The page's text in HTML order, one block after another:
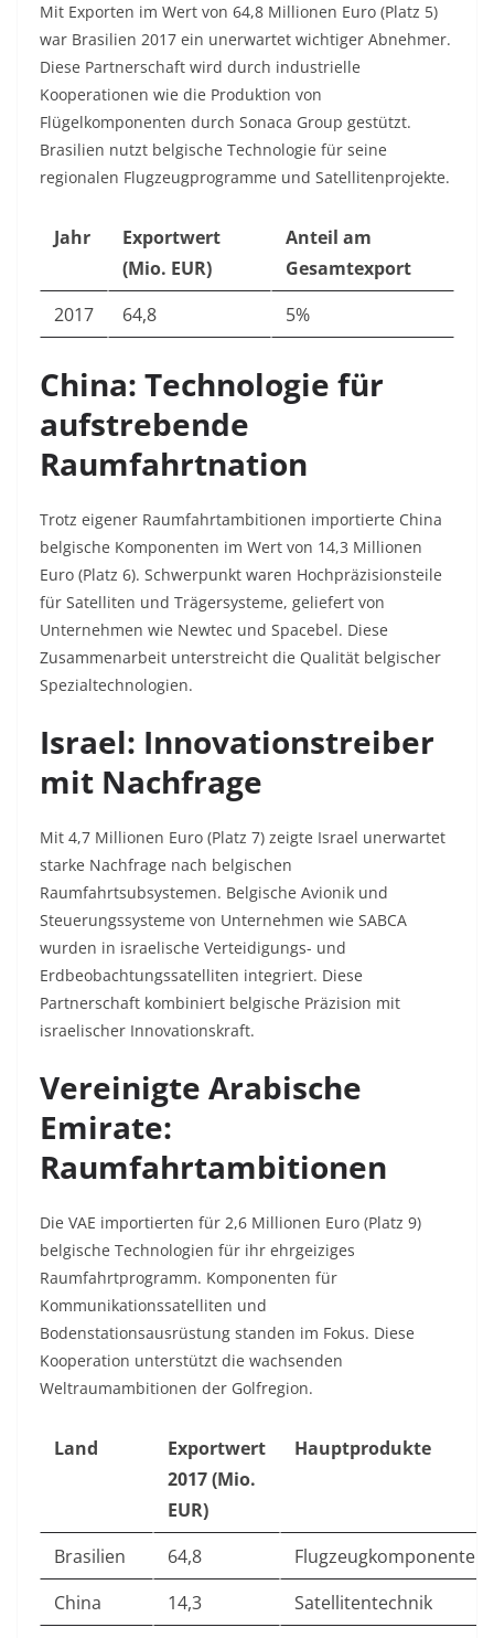
Mit Exporten im Wert von 64,8 Millionen Euro (Platz 5)
war Brasilien 2017 ein unerwartet wichtiger Abnehmer.
Diese Partnerschaft wird durch industrielle
Kooperationen wie die Produktion von
Flügelkomponenten durch Sonaca Group gestützt.
Brasilien nutzt belgische Technologie für seine
regionalen Flugzeugprogramme und Satellitenprojekte.
Jahr
Exportwert
(Mio. EUR)
Anteil am
Gesamtexport
2017
64,8 5%
China: Technologie für
aufstrebende
Raumfahrtnation
Trotz eigener Raumfahrtambitionen importierte China
belgische Komponenten im Wert von 14,3 Millionen
Euro (Platz 6). Schwerpunkt waren Hochpräzisionsteile
für Satelliten und Trägersysteme, geliefert von
Unternehmen wie Newtec und Spacebel. Diese
Zusammenarbeit unterstreicht die Qualität belgischer
Spezialtechnologien.
Israel: Innovationstreiber
mit Nachfrage
Mit 4,7 Millionen Euro (Platz 7) zeigte Israel unerwartet
starke Nachfrage nach belgischen
Raumfahrtsubsystemen. Belgische Avionik und
Steuerungssysteme von Unternehmen wie SABCA
wurden in israelische Verteidigungs- und
Erdbeobachtungssatelliten integriert. Diese
Partnerschaft kombiniert belgische Präzision mit
israelischer Innovationskraft.
Vereinigte Arabische
Emirate:
Raumfahrtambitionen
Die VAE importierten für 2,6 Millionen Euro (Platz 9)
belgische Technologien für ihr ehrgeiziges
Raumfahrtprogramm. Komponenten für
Kommunikationssatelliten und
Bodenstationsausrüstung standen im Fokus. Diese
Kooperation unterstützt die wachsenden
Weltraumambitionen der Golfregion.
Land
Exportwert
2017 (Mio.
EUR)
Hauptprodukte
Brasilien 64,8
Flugzeugkomponenten
China
14,3
Satellitentechnik